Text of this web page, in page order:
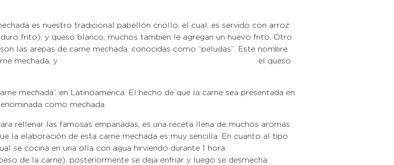
es nuestro tradicional pabellón criollo, el cual, es servido con arroz
frito), y queso blanco, muchos también le agregan un huevo frito. Otro
las arepas de carne mechada, conocidas como “peludas”. Este nombre
cabellera de la carne mechada, y el queso
se sirve.
mechada” en Latinoamérica. El hecho de que la carne sea presentada en
como mechada.
rellenar las famosas empanadas, es una receta llena de muchos aromas
la elaboración de esta carne mechada es muy sencilla. En cuanto al tipo
se cocina en una olla con agua hirviendo durante 1 hora
de la carne), posteriormente se deja enfriar y luego se desmecha.